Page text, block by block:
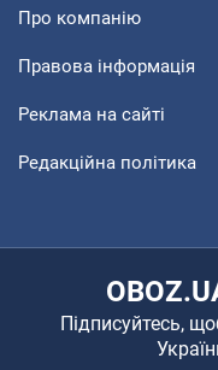
Про компанію
Правова інформація
Реклама на сайті
Редакційна політика
Підписуйтесь,